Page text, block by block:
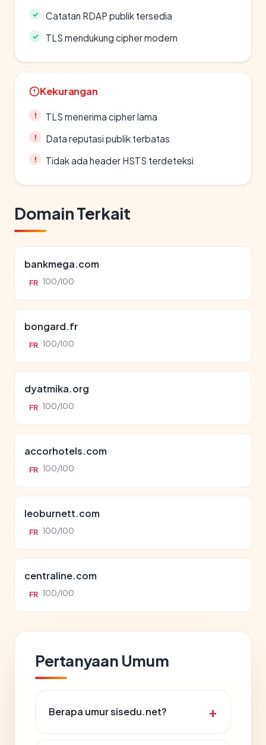
Catatan RDAP publik tersedia
TLS mendukung cipher modern
Kekurangan
TLS menerima cipher lama
Data reputasi publik terbatas
Tidak ada header HSTS terdeteksi
Domain Terkait
bankmega.com
FR 100/100
bongard.fr
FR 100/100
dyatmika.org
FR 100/100
accorhotels.com
FR 100/100
leoburnett.com
FR 100/100
centraline.com
FR 100/100
Pertanyaan Umum
Berapa umur sisedu.net?